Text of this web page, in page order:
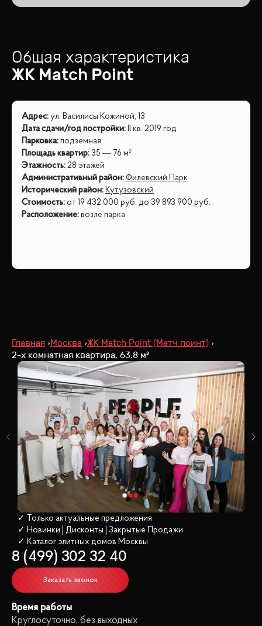
Общая характеристика
ЖК Match Point
Адрес: ул. Василисы Кожиной, 13
Дата сдачи/год постройки: II кв. 2019 год
Парковка: подземная
Площадь квартир: 35 — 76 м²
Этажность: 28 этажей
Административный район: Филевский Парк
Исторический район: Кутузовский
Стоимость: от 19 432 000 руб. до 39 893 900 руб.
Расположение: возле парка
Главная Москва ЖК Match Point (Матч поинт)
2-х комнатная квартира, 63.8 м²
✓ Только актуальные предложения
✓ Новинки | Дисконты | Закрытые Продажи
✓ Каталог элитных домов Москвы
8 (499) 302 32 40
Заказать звонок
Время работы
Круглосуточно, без выходных